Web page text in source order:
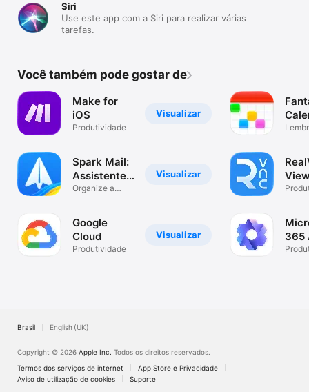
Siri
Use este app com a Siri para realizar várias
tarefas.
Você também pode gostar de
Visualizar
Make for
iOS
Produtividade
Visualizar
Spark Mail:
Assistente
de IA
Organize a
Visualizar
Google
Cloud
Produtividade
365
Brasil English (UK)
Copyright © 2026 Apple Inc. Todos os direitos reservados.
Termos dos serviços de internet
App Store e Privacidade
Aviso de utilização de cookies
Suporte